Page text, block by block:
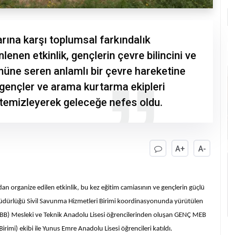
karşı toplumsal farkındalık
etkinlik, gençlerin çevre bilincini ve
seren anlamlı bir çevre hareketine
ve arama kurtarma ekipleri
geleceğe nefes oldu.
A+ A-
organize edilen etkinlik, bu kez eğitim camiasının ve gençlerin güçlü
Sivil Savunma Hizmetleri Birimi koordinasyonunda yürütülen
Mesleki ve Teknik Anadolu Lisesi öğrencilerinden oluşan GENÇ MEB
ekibi ile Yunus Emre Anadolu Lisesi öğrencileri katıldı.